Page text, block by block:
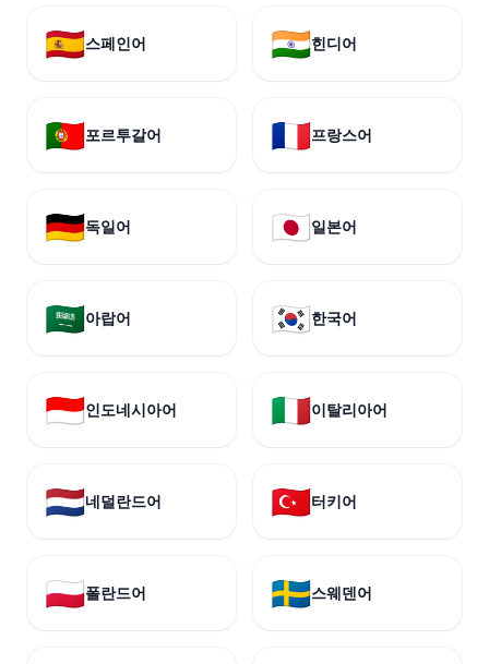
🇪🇸스페인어 🇮🇳힌디어
🇵🇹포르투갈어 🇫🇷프랑스어
🇩🇪독일어 🇯🇵일본어
🇸🇦아랍어 🇰🇷한국어
🇮🇩인도네시아어 🇮🇹이탈리아어
🇳🇱네덜란드어 🇹🇷터키어
🇵🇱폴란드어 🇸🇪스웨덴어